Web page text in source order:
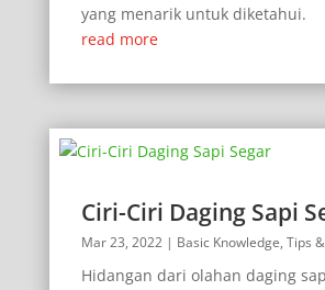
yang menarik untuk diketahui.
read more
Ciri-Ciri Daging Sapi
Mar 23, 2022| Basic Knowledge, Tips
Hidangan dari olahan daging